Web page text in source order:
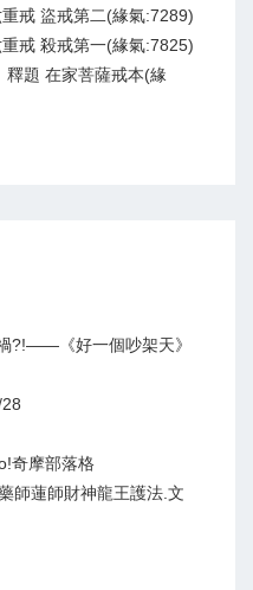
戒 盜戒第二(緣氣:7289)
戒 殺戒第一(緣氣:7825)
題 在家菩薩戒本(緣
?!——《好一個吵架天》
奇摩部落格
師蓮師財神龍王護法.文